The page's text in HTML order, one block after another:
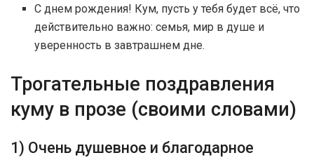
С днем рождения! Кум, пусть у тебя будет всё, что
действительно важно: семья, мир в душе и
уверенность в завтрашнем дне.
Трогательные поздравления
куму в прозе (своими словами)
1) Очень душевное и благодарное